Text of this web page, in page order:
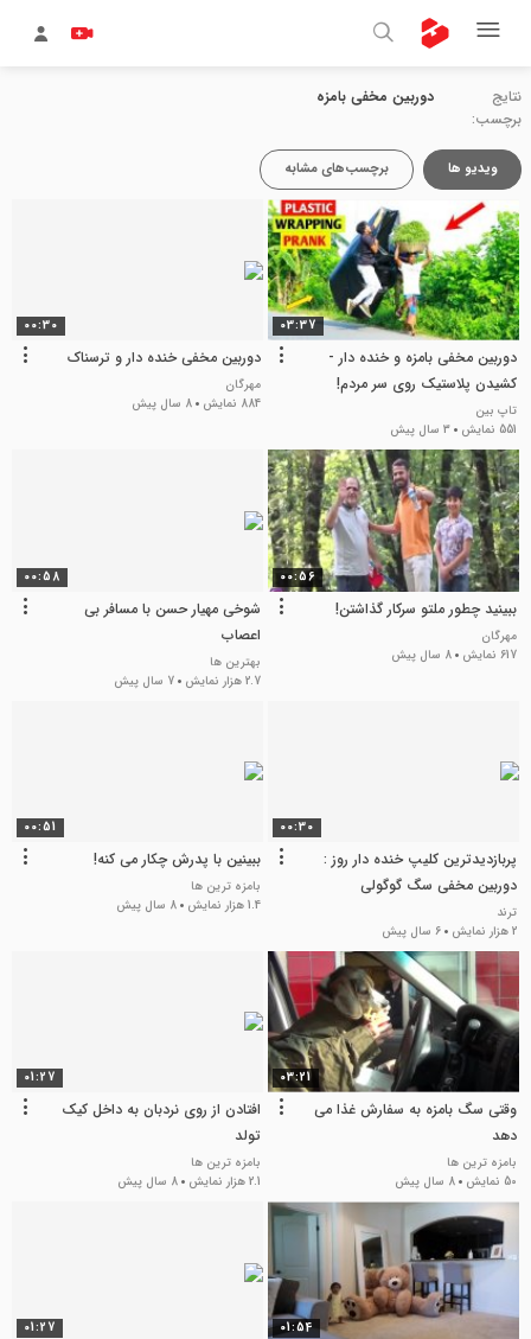
نتایج
برچسب:
دوربین مخفی بامزه
ویدیو ها برچسب‌های مشابه
03:37
دوربین مخفی بامزه و خنده دار -
کشیدن پلاستیک روی سر مردم!
تاپ بین
551 نمایش
3 سال پیش
00:30
دوربین مخفی خنده دار و ترسناک
مهرگان
884 نمایش
8 سال پیش
00:56
ببینید چطور ملتو سرکار گذاشتن!
مهرگان
617 نمایش
8 سال پیش
00:58
شوخی مهیار حسن با مسافر بی
اعصاب
بهترین ها
2.7 هزار نمایش
7 سال پیش
00:30
پربازدیدترین کلیپ خنده دار روز :
دوربین مخفی سگ گوگولی
ترند
2 هزار نمایش
6 سال پیش
00:51
ببینین با پدرش چکار می کنه!
بامزه ترین ها
1.4 هزار نمایش
8 سال پیش
03:21
وقتی سگ بامزه به سفارش غذا می
دهد
بامزه ترین ها
50 نمایش
8 سال پیش
01:27
افتادن از روی نردبان به داخل کیک
تولد
بامزه ترین ها
2.1 هزار نمایش
8 سال پیش
01:54
01:27